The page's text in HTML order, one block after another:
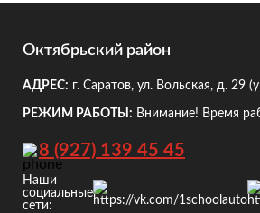
Октябрьский район
АДРЕС: г. Саратов, ул. Вольская, д. 29
РЕЖИМ РАБОТЫ: Внимание! Время
8 (927) 139 45 45
Наши
социальные
сети: